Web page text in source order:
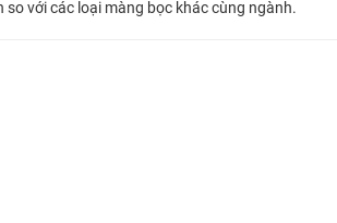
với các loại màng bọc khác cùng ngành.